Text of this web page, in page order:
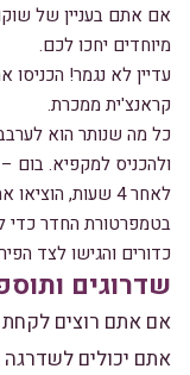
אם אתם בעניין של
מיוחדים יחכו לכם.
עדיין לא נגמר!
קראנצ'ית ממכרת.
כל מה שנותר הוא
ולהכניס למקפיא.
לאחר 4 שעות,
בטמפרטורת החדר כדי
כדורים והגישו לצד
שדרוגים
אם אתם רוצים
אתם יכולים לשדרגה